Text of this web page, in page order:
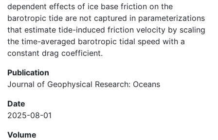
dependent effects of ice base friction on the
barotropic tide are not captured in parameterizations
that estimate tide-induced friction velocity by scaling
the time-averaged barotropic tidal speed with a
constant drag coefficient.
Publication
Journal of Geophysical Research: Oceans
Date
2025-08-01
Volume